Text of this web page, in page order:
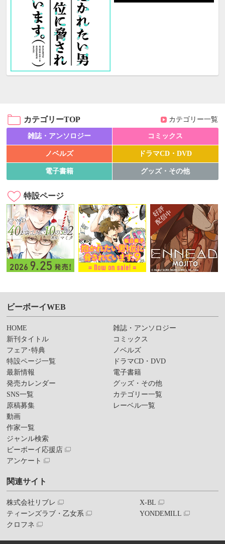
カテゴリーTOP カテゴリー一覧
雑誌・アンソロジー コミックス
ノベルズ ドラマCD・DVD
電子書籍 グッズ・その他
特設ページ
ビーボーイWEB
HOME
新刊タイトル
フェア･特典
特設ページ一覧
最新情報
発売カレンダー
SNS一覧
原稿募集
動画
作家一覧
ジャンル検索
ビーボーイ応援店
アンケート
雑誌・アンソロジー
コミックス
ノベルズ
ドラマCD・DVD
電子書籍
グッズ・その他
カテゴリー一覧
レーベル一覧
関連サイト
株式会社リブレ
ティーンズラブ・乙女系
クロフネ
X-BL
YONDEMILL